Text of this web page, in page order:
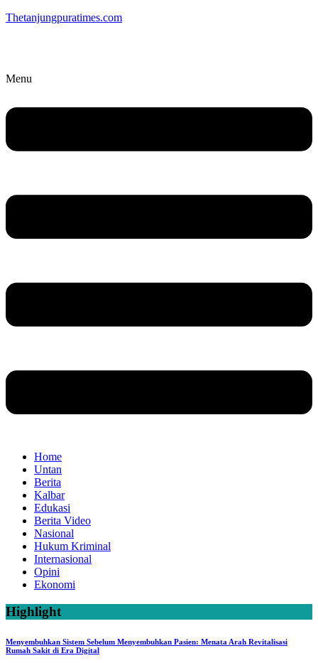
Thetanjungpuratimes.com
Menu
Home
Untan
Berita
Kalbar
Edukasi
Berita Video
Nasional
Hukum Kriminal
Internasional
Opini
Ekonomi
Highlight
Menyembuhkan Sistem Sebelum Menyembuhkan Pasien: Menata Arah Revitalisasi
Rumah Sakit di Era Digital